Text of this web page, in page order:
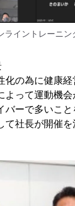
ライントレーニン
化の為に健康
よって運動機会
バーで多いこ
社長が開催を